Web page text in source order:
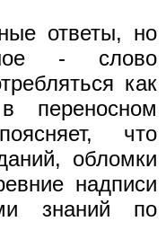
ответы, но
- слово
как
что
обломки
надписи
знаний по